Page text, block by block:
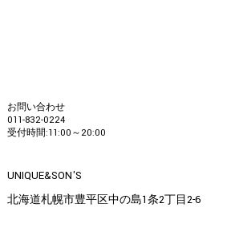
お問い合わせ
011-832-0224
受付時間:11:00～20:00
UNIQUE&SON'S
北海道札幌市豊平区中の島1条2丁目2-6